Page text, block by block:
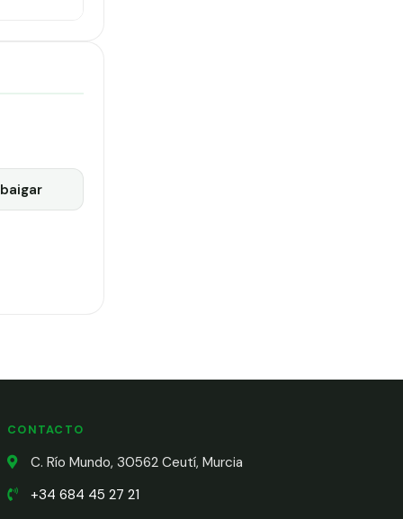
CONTACTO
C. Río Mundo, 30562 Ceutí, Murcia
+34 684 45 27 21